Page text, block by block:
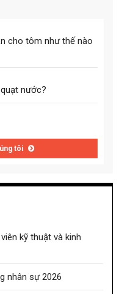
cho tôm như thế nào
nước?
tôi
kỹ thuật và kinh
nhân sự 2026